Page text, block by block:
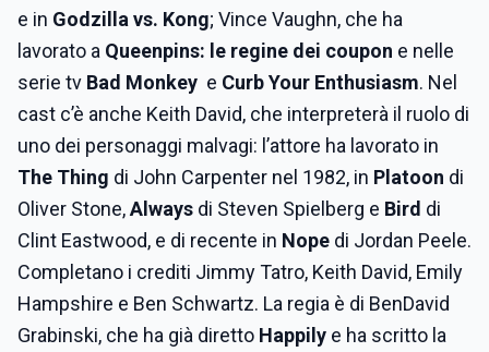
e in Godzilla vs. Kong; Vince Vaughn, che ha
lavorato a Queenpins: le regine dei coupon e nelle
serie tv Bad Monkey e Curb Your Enthusiasm. Nel
cast c’è anche Keith David, che interpreterà il ruolo di
uno dei personaggi malvagi: l’attore ha lavorato in
The Thing di John Carpenter nel 1982, in Platoon di
Oliver Stone,Always di Steven Spielberg e Bird di
Clint Eastwood, e di recente in Nope di Jordan Peele.
Completano i crediti Jimmy Tatro, Keith David, Emily
Hampshire e Ben Schwartz. La regia è di BenDavid
Grabinski, che ha già diretto Happily e ha scritto la